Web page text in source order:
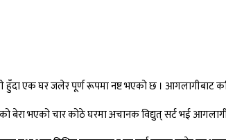
एक घर जलेर पूर्ण रूपमा नष्ट भएको छ । आगलागीबाट
बेरा भएको चार कोठे घरमा अचानक विद्युत् सर्ट भई